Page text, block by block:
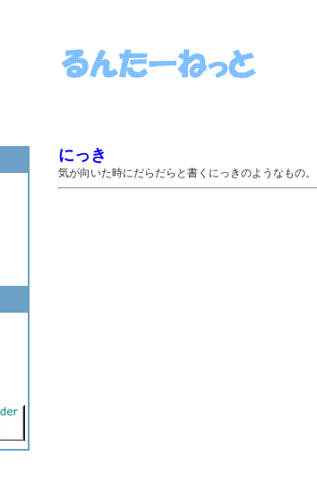
にっき
気が向いた時にだらだらと書くにっきのようなもの。